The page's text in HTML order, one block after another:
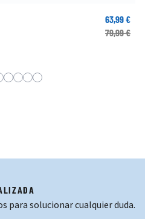
63,99 €
79,99 €
about Camiseta Home 25-26
more about Camiseta Home
View more about Minikit Home
View more about Pantalón
View more about Pantalón
View more about Medias
para solucionar cualquier duda.